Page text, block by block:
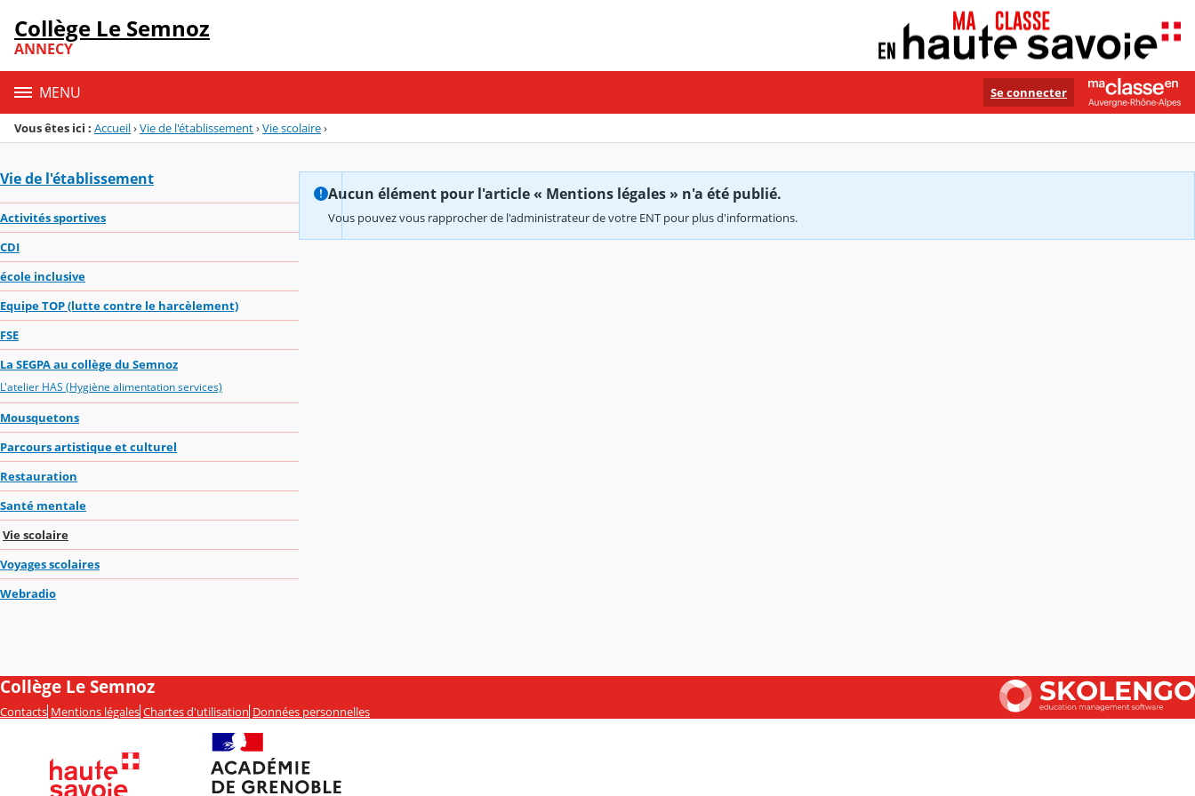
Menu de la rubrique
Contenu
Collège Le Semnoz
ANNECY
MENU Se connecter
Vous êtes ici : Accueil›Vie de l'établissement›Vie scolaire›
Vie de l'établissement
Activités sportives
CDI
école inclusive
Equipe TOP (lutte contre le harcèlement)
FSE
La SEGPA au collège du Semnoz
L'atelier HAS (Hygiène alimentation services)
Mousquetons
Parcours artistique et culturel
Restauration
Santé mentale
Vie scolaire
Voyages scolaires
Webradio
Aucun élément pour l'article « Mentions légales » n'a été publié.
Vous pouvez vous rapprocher de l'administrateur de votre ENT pour plus d'informations.
Collège Le Semnoz
Contacts Mentions légales Chartes d'utilisation Données personnelles